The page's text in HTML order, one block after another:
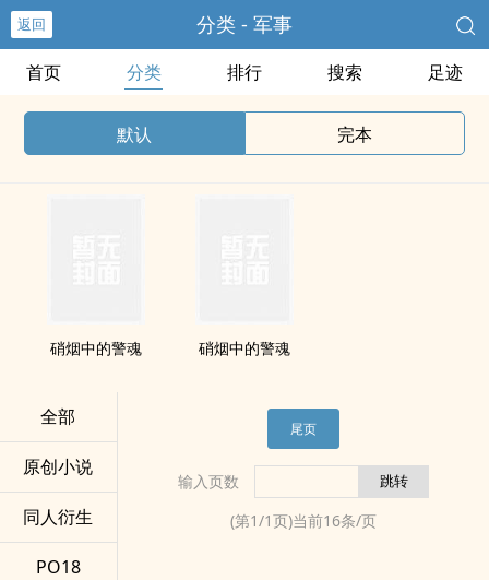
返回 分类 - 军事
首页 分类 排行 搜索 足迹
默认 完本
硝烟中的警魂 硝烟中的警魂
全部
原创小说
同人衍生
PO18
尾页
输入页数
(第1/1页)当前16条/页